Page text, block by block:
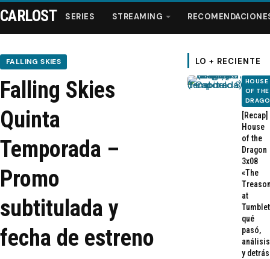
Series
Streaming
Recomendaciones
CARLOST SERIES STREAMING
FALLING SKIES
Falling Skies
Quinta
Temporada –
Promo
subtitulada y
fecha de estreno
LO + RECIENTE
HOUSE
OF THE
[Recap]
House
of the
Dragon
3x08
«The
at
qué
pasó,
análisis
y detrás